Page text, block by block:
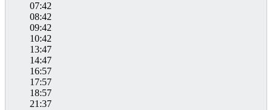
07:42
08:42
09:42
10:42
13:47
14:47
16:57
17:57
18:57
21:37